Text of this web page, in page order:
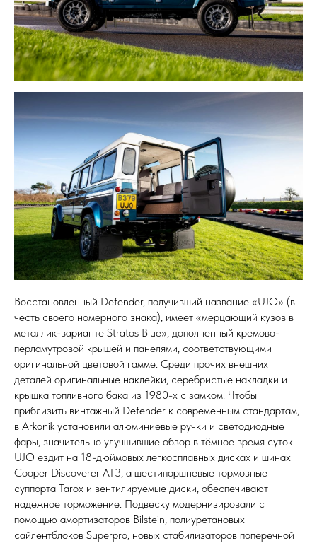
Восстановленный Defender, получивший название «UJO» (в
честь своего номерного знака), имеет «мерцающий кузов в
металлик-варианте Stratos Blue», дополненный кремово-
перламутровой крышей и панелями, соответствующими
оригинальной цветовой гамме. Среди прочих внешних
деталей оригинальные наклейки, серебристые накладки и
крышка топливного бака из 1980-х с замком. Чтобы
приблизить винтажный Defender к современным стандартам,
в Arkonik установили алюминиевые ручки и светодиодные
фары, значительно улучшившие обзор в тёмное время суток.
UJO ездит на 18-дюймовых легкосплавных дисках и шинах
Cooper Discoverer AT3, а шестипоршневые тормозные
суппорта Tarox и вентилируемые диски, обеспечивают
надёжное торможение. Подвеску модернизировали с
помощью амортизаторов Bilstein, полиуретановых
сайлентблоков Superpro, новых стабилизаторов поперечной